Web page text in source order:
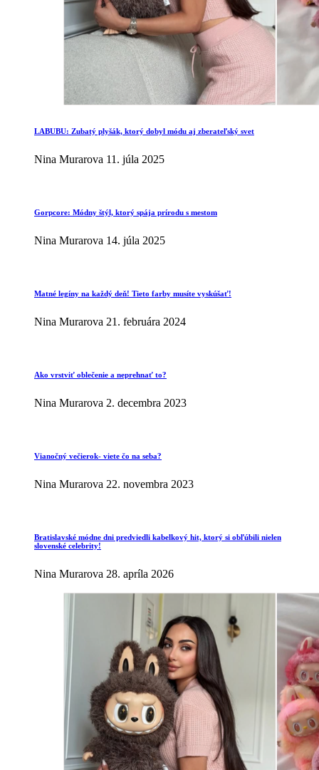
LABUBU: Zubatý plyšák, ktorý dobyl módu aj zberateľský svet
Nina Murarova 11. júla 2025
Gorpcore: Módny štýl, ktorý spája prírodu s mestom
Nina Murarova 14. júla 2025
Matné legíny na každý deň! Tieto farby musíte vyskúšať!
Nina Murarova 21. februára 2024
Ako vrstviť oblečenie a neprehnať to?
Nina Murarova 2. decembra 2023
Vianočný večierok- viete čo na seba?
Nina Murarova 22. novembra 2023
Bratislavské módne dni predviedli kabelkový hit, ktorý si obľúbili nielen
slovenské celebrity!
Nina Murarova 28. apríla 2026